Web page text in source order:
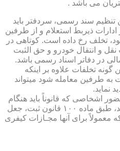
می باشد .
تنظیم سند رسمی، سردفتر باید
ذیربط استعلام و از طرفین
تخلف رخ داده است. کوتاهی در
و انتقال خودرو و حق الثبت
در دفاتر اسناد رسمی باشد.
تخلفات علاوه بر اینکه
طرفین معامله شود میتواند
نماید.
اشخاصی که قانوناً باید هنگام
تنظیم سند حضــــور داشته باشند، طبق ماده ۱۰۰ قانون ثبت، جعل
برای آنها مجـازات کیفری